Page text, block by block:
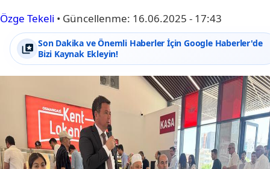
Özge Tekeli • Güncellenme: 16.06.2025 - 17:43
Son Dakika ve Önemli Haberler İçin Google Haberler'de
Bizi Kaynak Ekleyin!